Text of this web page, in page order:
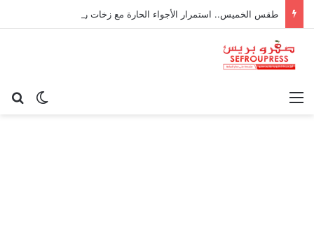
الوضع القائمة